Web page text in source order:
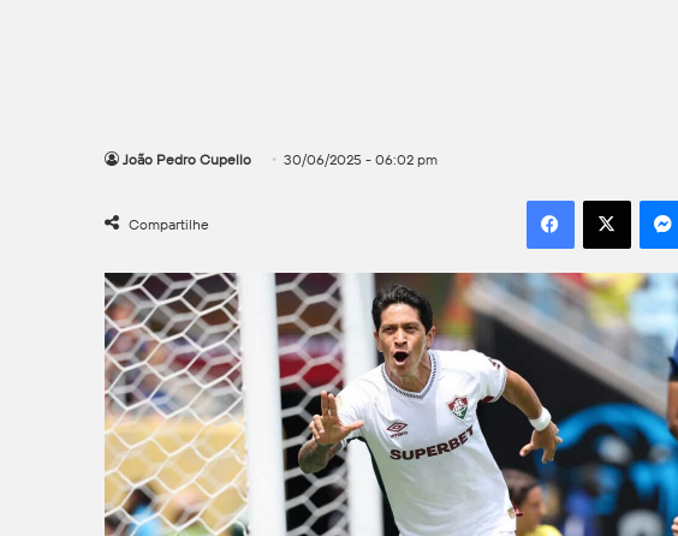
João Pedro Cupello 30/06/2025 - 06:02 pm
Compartilhe
Facebook
X